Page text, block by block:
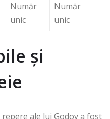
Număr
unic
Număr
unic
și
ale lui Godoy a fost